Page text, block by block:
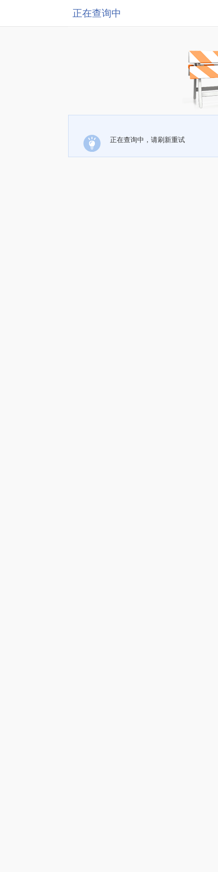
正在查询中
正在查询中，请刷新重试